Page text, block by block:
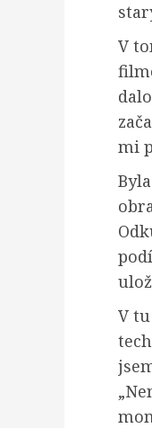
V
mi
V